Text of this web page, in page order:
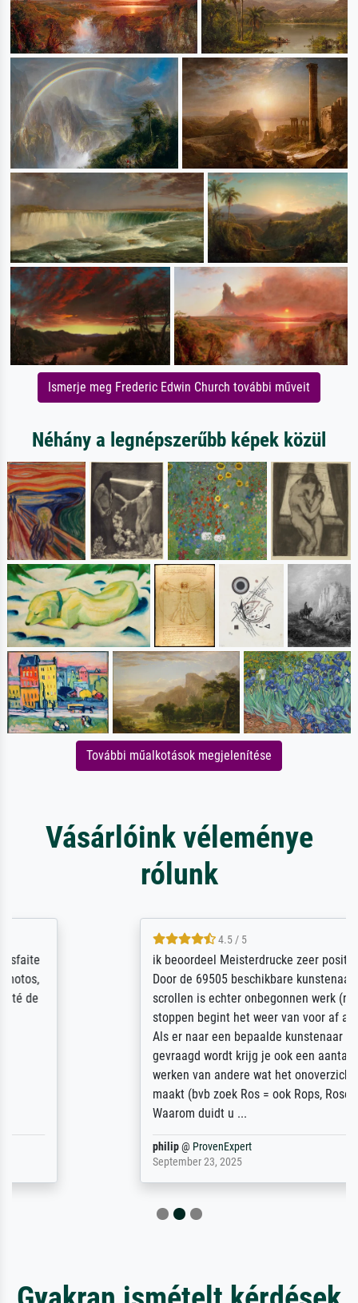
Ismerje meg Frederic Edwin Church további műveit
Néhány a legnépszerűbb képek közül
További műalkotások megjelenítése
Vásárlóink véleménye
rólunk
4.5 / 5
ik beoordeel Meisterdrucke zeer positief.
Door de 69505 beschikbare kunstenaars
scrollen is echter onbegonnen werk (na
stoppen begint het weer van voor af aan).
Als er naar een bepaalde kunstenaar
gevraagd wordt krijg je ook een aantal
werken van andere wat het onoverzichtelijk
maakt (bvb zoek Ros = ook Rops, Rose etc).
Waarom duidt u ...
ProvenExpert
September 23, 2025